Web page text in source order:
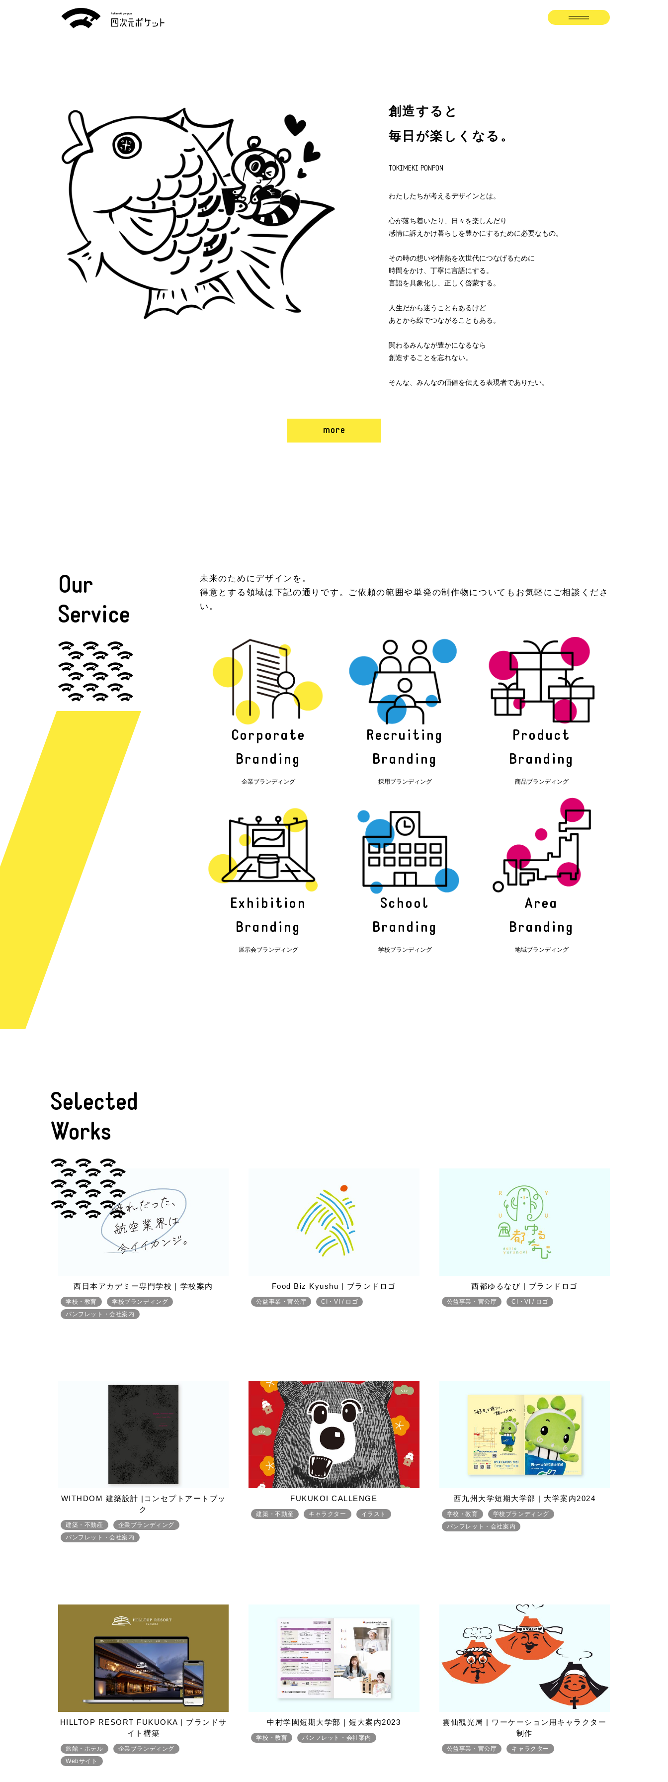
創造すると
毎日が楽しくなる。
TOKIMEKI PONPON
わたしたちが考えるデザインとは。
心が落ち着いたり、日々を楽しんだり
感情に訴えかけ暮らしを豊かにするために必要なもの。
その時の想いや情熱を次世代につなげるために
時間をかけ、丁寧に言語にする。
言語を具象化し、正しく啓蒙する。
人生だから迷うこともあるけど
あとから線でつながることもある。
関わるみんなが豊かになるなら
創造することを忘れない。
そんな、みんなの価値を伝える表現者でありたい。
more
Our
Service
未来のためにデザインを。
得意とする領域は下記の通りです。ご依頼の範囲や単発の制作物についてもお気軽にご相談くださ
い。
Corporate
Branding
企業ブランディング
Recruiting
Branding
採用ブランディング
Product
Branding
商品ブランディング
Exhibition
Branding
展示会ブランディング
School
Branding
学校ブランディング
Area
Branding
地域ブランディング
Selected
Works
西日本アカデミー専門学校｜学校案内
学校・教育
学校ブランディング
パンフレット・会社案内
Food Biz Kyushu | ブランドロゴ
公益事業・官公庁 CI・VI / ロゴ
西都ゆるなび | ブランドロゴ
公益事業・官公庁 CI・VI / ロゴ
WITHDOM 建築設計 |コンセプトアートブッ
ク
建築・不動産
企業ブランディング
パンフレット・会社案内
FUKUKOI CALLENGE
建築・不動産 キャラクター イラスト
西九州大学短期大学部 | 大学案内2024
学校・教育
学校ブランディング
パンフレット・会社案内
HILLTOP RESORT FUKUOKA | ブランドサ
イト構築
旅館・ホテル
企業ブランディング
Webサイト
中村学園短期大学部｜短大案内2023
学校・教育 パンフレット・会社案内
雲仙観光局 | ワーケーション用キャラクター
制作
公益事業・官公庁 キャラクター